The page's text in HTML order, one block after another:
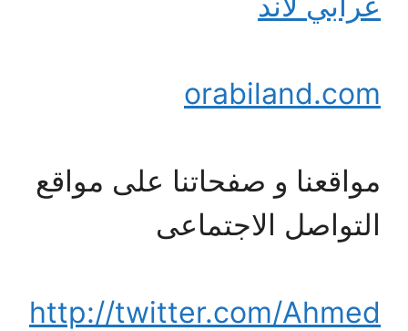
orabiland.com
مواقعنا و صفحاتنا على مواقع
التواصل الاجتماعى
http://twitter.com/Ahmed